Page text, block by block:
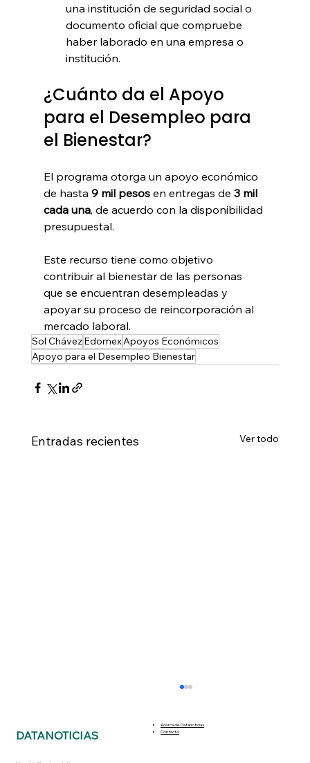
una institución de seguridad social o
documento oficial que compruebe
haber laborado en una empresa o
institución.
¿Cuánto da el Apoyo
para el Desempleo para
el Bienestar?
El programa otorga un apoyo económico
de hasta 9 mil pesos en entregas de 3 mil
cada una, de acuerdo con la disponibilidad
presupuestal.
Este recurso tiene como objetivo
contribuir al bienestar de las personas
que se encuentran desempleadas y
apoyar su proceso de reincorporación al
mercado laboral.
Sol ChávezEdomexApoyos Económicos
Apoyo para el Desempleo Bienestar
Entradas recientes Ver todo
DATANOTICIAS
Acerca de Datanoticias
Contacto